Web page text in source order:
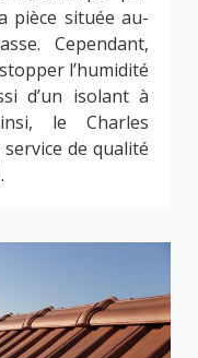
pièce située au-
Cependant,
l’humidité
d’un isolant à
le Charles
de qualité